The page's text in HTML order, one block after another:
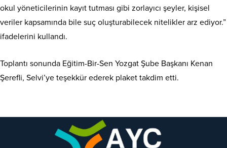
okul yöneticilerinin kayıt tutması gibi zorlayıcı şeyler, kişisel
veriler kapsamında bile suç oluşturabilecek nitelikler arz ediyor.”
ifadelerini kullandı.
Toplantı sonunda Eğitim-Bir-Sen Yozgat Şube Başkanı Kenan
Şerefli, Selvi’ye teşekkür ederek plaket takdim etti.